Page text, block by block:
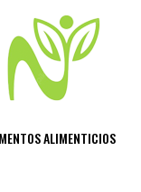
ALIMENTICIOS